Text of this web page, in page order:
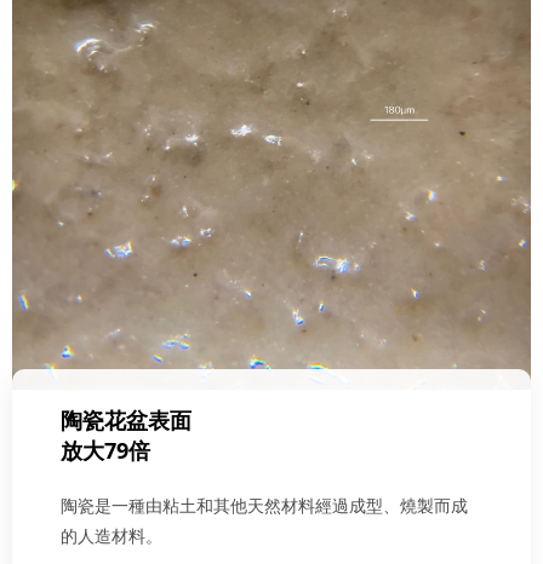
陶瓷花盆表面
放大79倍
陶瓷是一種由粘土和其他天然材料經過成型、燒製而成
的人造材料。